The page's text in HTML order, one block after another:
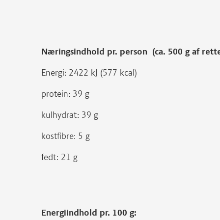
Næringsindhold pr. person (ca. 500 g af
Energi: 2422 kJ (577 kcal)
protein: 39 g
kulhydrat: 39 g
kostfibre: 5 g
fedt: 21 g
Energiindhold pr. 100 g: